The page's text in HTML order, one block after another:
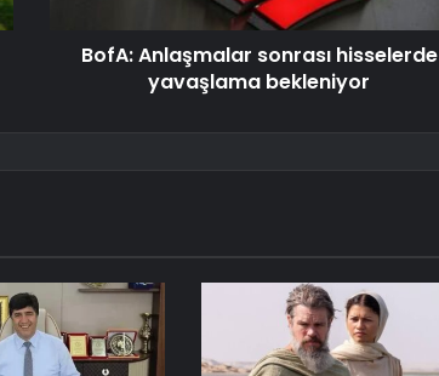
BofA: Anlaşmalar sonrası hisselerde
yavaşlama bekleniyor